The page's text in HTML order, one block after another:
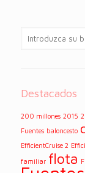
Destacados
200 millones 2015
Fuentes baloncesto
EfficientCruise 2
familiar flota